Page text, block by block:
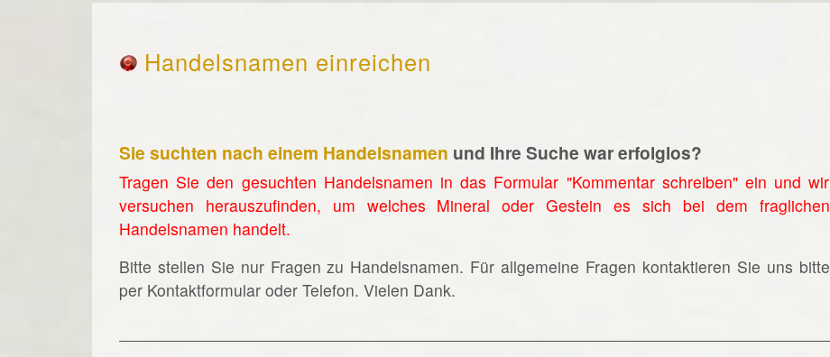
Handelsnamen einreichen
Sie suchten nach einem Handelsnamen und Ihre Suche war erfolglos?
Tragen Sie den gesuchten Handelsnamen in das Formular "Kommentar schreiben" ein und wir
versuchen herauszufinden, um welches Mineral oder Gestein es sich bei dem fraglichen
Handelsnamen handelt.
Bitte stellen Sie nur Fragen zu Handelsnamen. Für allgemeine Fragen kontaktieren Sie uns bitte
per Kontaktformular oder Telefon. Vielen Dank.